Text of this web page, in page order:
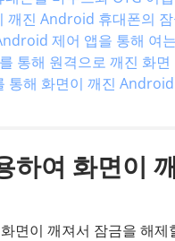
깨진 Android 휴대폰의
제어 앱을 통해 여
통해 원격으로 깨진 화
통해 화면이 깨진
하여 화면이
면이 깨져서 잠금을 해